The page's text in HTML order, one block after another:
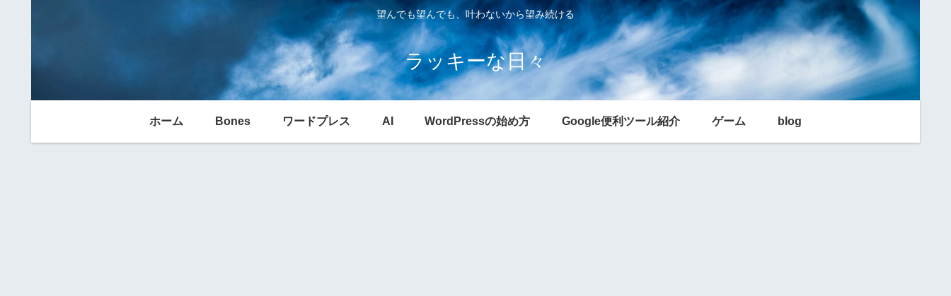
望んでも望んでも、叶わないから望み続ける
ラッキーな日々
ホーム Bones ワードプレス AI WordPressの始め方 Google便利ツール紹介 ゲーム blog